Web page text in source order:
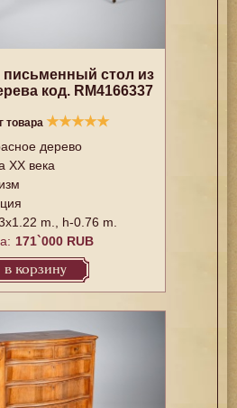
стол из
код. RM4166337
товара ★★★★★
дерево
XX векa
m., h-0.76 m.
171`000 RUB
в корзину